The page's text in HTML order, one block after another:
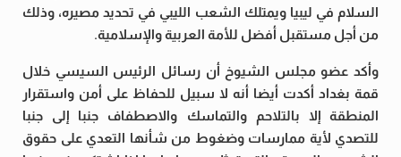
السلام في ليبيا ويمتلك الشعب الليبي في تحديد مصيره، وذلك
من أجل مستقبل أفضل للأمة العربية والإسلامية.
وأكد عضو مجلس الشيوخ أن رسائل الرئيس السيسي خلال
قمة بغداد أكدت أيضا أنه لا سبيل للحفاظ على أمن واستقرار
المنطقة إلا بالتلاحم والتماسك والاصطفاف جنبا إلى جنبا
للتصدي لأية ممارسات وضغوط من شأنها التعدي على حقوق